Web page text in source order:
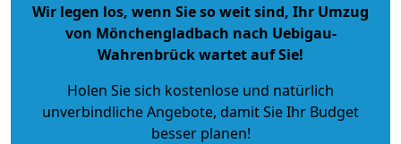
Wir legen los, wenn Sie so weit sind, Ihr Umzug
von Mönchengladbach nach Uebigau-
Wahrenbrück wartet auf Sie!
Holen Sie sich kostenlose und natürlich
unverbindliche Angebote, damit Sie Ihr Budget
besser planen!